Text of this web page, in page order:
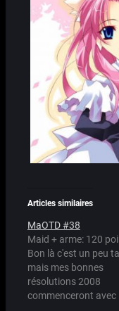
Articles similaires
MaOTD #38
Maid + arme: 120
Bon là c'est un peu
mais mes bonnes
résolutions 2008
commenceront avec